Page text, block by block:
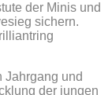
der Minis und
sichern.
Jahrgang und
der jungen